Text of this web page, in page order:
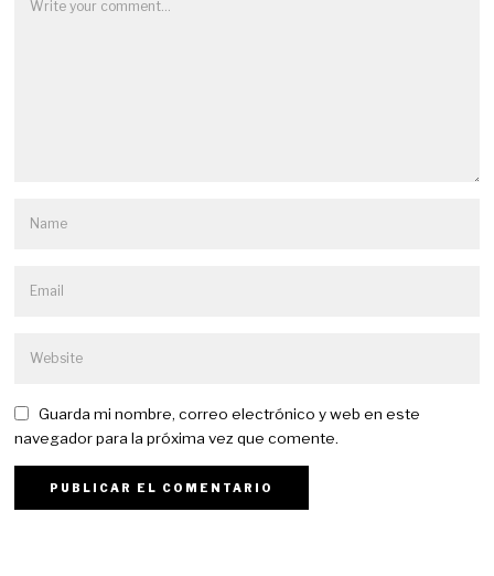
Guarda mi nombre, correo electrónico y web en este
navegador para la próxima vez que comente.